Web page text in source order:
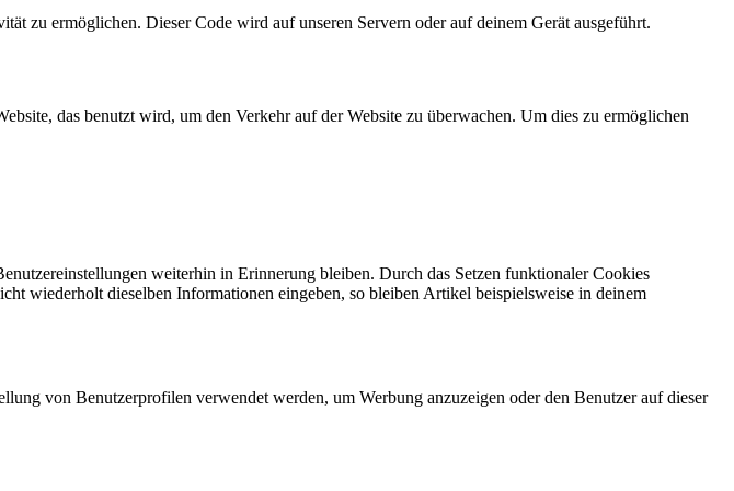
zu ermöglichen. Dieser Code wird auf unseren Servern oder auf deinem Gerät ausgeführt.
das benutzt wird, um den Verkehr auf der Website zu überwachen. Um dies zu ermöglichen
weiterhin in Erinnerung bleiben. Durch das Setzen funktionaler Cookies
wiederholt dieselben Informationen eingeben, so bleiben Artikel beispielsweise in deinem
von Benutzerprofilen verwendet werden, um Werbung anzuzeigen oder den Benutzer auf dieser